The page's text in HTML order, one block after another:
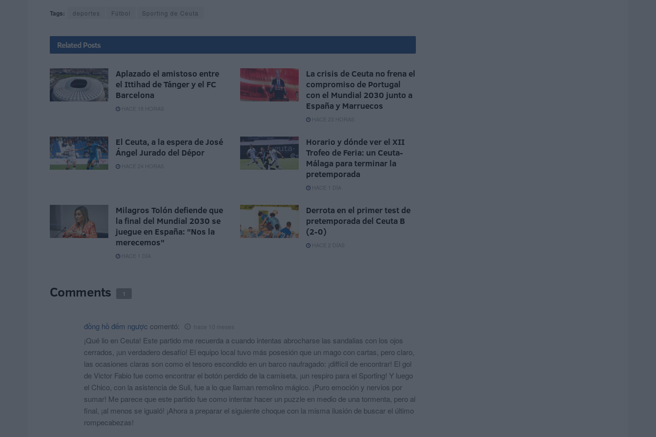
Tags: deportes Fútbol Sporting de Ceuta
Related Posts
Aplazado el amistoso entre
el Ittihad de Tánger y el FC
Barcelona
HACE 18 HORAS
La crisis de Ceuta no frena el
compromiso de Portugal
con el Mundial 2030 junto a
España y Marruecos
HACE 23 HORAS
El Ceuta, a la espera de José
Ángel Jurado del Dépor
HACE 24 HORAS
Horario y dónde ver el XII
Trofeo de Feria: un Ceuta-
Málaga para terminar la
pretemporada
HACE 1 DÍA
Milagros Tolón defiende que
la final del Mundial 2030 se
juegue en España: "Nos la
merecemos"
HACE 1 DÍA
Derrota en el primer test de
pretemporada del Ceuta B
(2-0)
HACE 2 DÍAS
Comments 1
đồng hồ đếm ngược comentó: hace 10 meses
¡Qué lio en Ceuta! Este partido me recuerda a cuando intentas abrocharse las sandalias con los ojos
cerrados, ¡un verdadero desafío! El equipo local tuvo más posesión que un mago con cartas, pero claro,
las ocasiones claras son como el tesoro escondido en un barco naufragado: ¡diffícil de encontrar! El gol
de Victor Fabio fue como encontrar el botón perdido de la camiseta, ¡un respiro para el Sporting! Y luego
el Chico, con la asistencia de Suli, fue a lo que llaman remolino mágico. ¡Puro emoción y nervios por
sumar! Me parece que este partido fue como intentar hacer un puzzle en medio de una tormenta, pero al
final, ¡al menos se igualó! ¡Ahora a preparar el siguiente choque con la misma ilusión de buscar el último
rompecabezas!